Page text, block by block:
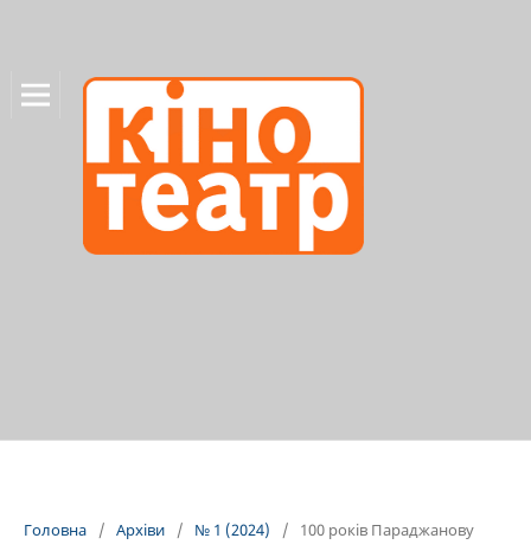
Головна / Архіви / № 1 (2024) / 100 років Параджанову